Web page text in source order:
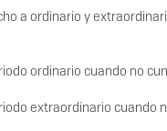
a ordinario y
ordinario cuando no
extraordinario cuando